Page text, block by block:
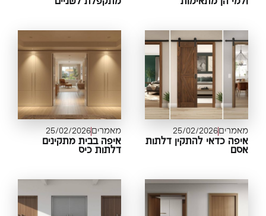
הן מתאימות
מתקפלת לשניים
25/02/2026
כדאי להתקין דלתות
מאמרים25/02/2026
איפה בבית מתקינים
דלתות כיס